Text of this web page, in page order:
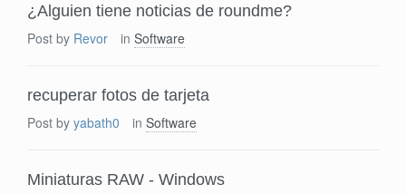
¿Alguien tiene noticias de roundme?
Post by Revor in Software
recuperar fotos de tarjeta
Post by yabath0 in Software
Miniaturas RAW - Windows